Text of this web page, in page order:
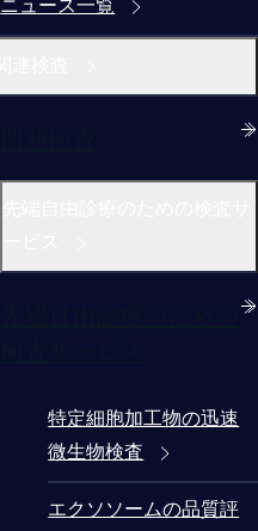
ニュース一覧
特定細胞加工物の迅速
微生物検査
エクソソームの品質評